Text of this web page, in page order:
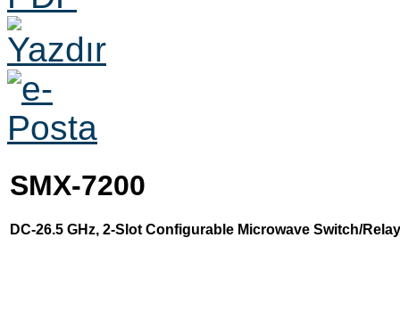
SMX-7200
DC-26.5 GHz, 2-Slot Configurable Microwave Switch/